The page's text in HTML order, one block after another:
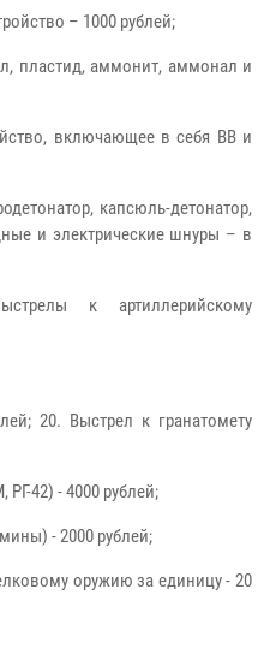
– 1000 рублей;
пластид, аммонит, аммонал и
включающее в себя ВВ и
капсюль-детонатор,
и электрические шнуры – в
к артиллерийскому
20. Выстрел к гранатомету
РГ-42) - 4000 рублей;
- 2000 рублей;
оружию за единицу - 20